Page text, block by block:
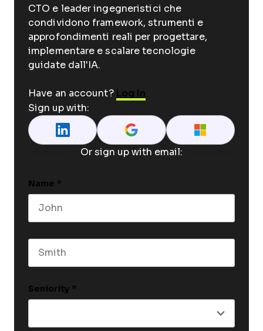
CTO e leader ingegneristici che
condividono framework, strumenti e
approfondimenti reali per progettare,
implementare e scalare tecnologie
guidate dall'IA.
Have an account? Log In
Sign up with:
Or sign up with email:
Name *
Seniority *